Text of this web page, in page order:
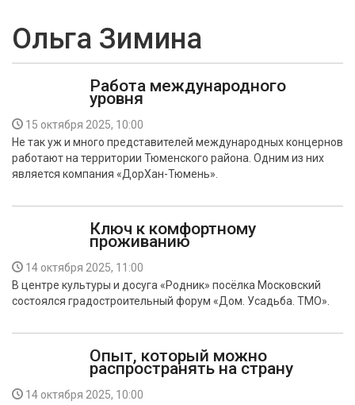
ОБЩЕСТВО
ЭКОНОМИКА
БЕЗОПАСНОСТЬ
Ольга Зимина
Работа международного
уровня
15 октября 2025, 10:00
Не так уж и много представителей международных концернов
работают на территории Тюменского района. Одним из них
является компания «ДорХан-Тюмень».
Ключ к комфортному
проживанию
14 октября 2025, 11:00
В центре культуры и досуга «Родник» посёлка Московский
состоялся градостроительный форум «Дом. Усадьба. ТМО».
Опыт, который можно
распространять на страну
14 октября 2025, 10:00